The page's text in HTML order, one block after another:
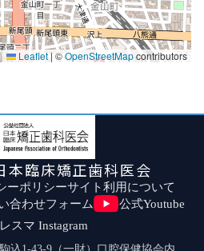
Leaflet | ©OpenStreetMapcontributors
本臨床矯正歯科医会
ーポリシーサイト利用について
合わせフォーム
公式Youtube
スマ Instagram